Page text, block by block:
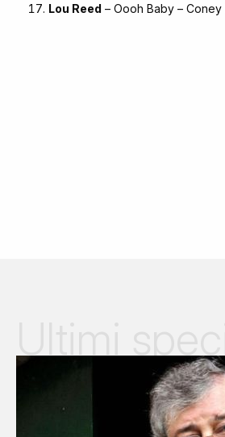
Lou Reed – Oooh Baby – Coney